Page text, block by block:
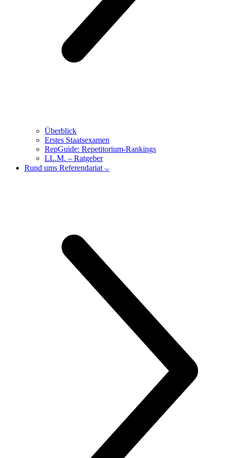
Überblick
Erstes Staatsexamen
RepGuide: Repetitorium-Rankings
LL.M. – Ratgeber
Rund ums Referendariat ⌵